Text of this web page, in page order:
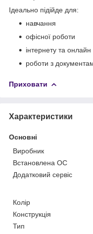
Ідеально підійде для:
навчання
офісної роботи
інтернету та онлайн
роботи з
Приховати
Характеристики
Основні
Виробник
Встановлена ОС
Додатковий сервіс
Колір
Конструкція
Тип